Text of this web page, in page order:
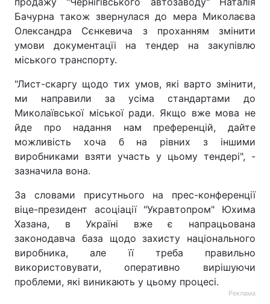
Бачурна також звернулася до мера Миколаєва
Олександра Сєнкевича з проханням змінити
умови документацїі на тендер на закупівлю
міського транспорту.
"Лист-скаргу щодо тих умов, які варто змінити,
ми направили за усіма стандартами до
Миколаївської міської ради. Якщо вже мова не
йде про надання нам преференцій, дайте
можливість хоча б на рівних з іншими
виробниками взяти участь у цьому тендері", -
зазначила вона.
За словами присутнього на прес-конференції
віце-президент асоціації "Укравтопром" Юхима
Хазана, в Україні вже є напрацьована
законодавча база щодо захисту національного
виробника, але її треба правильно
використовувати, оперативно вирішуючи
проблеми, які виникають у цьому процесі.
Реклама